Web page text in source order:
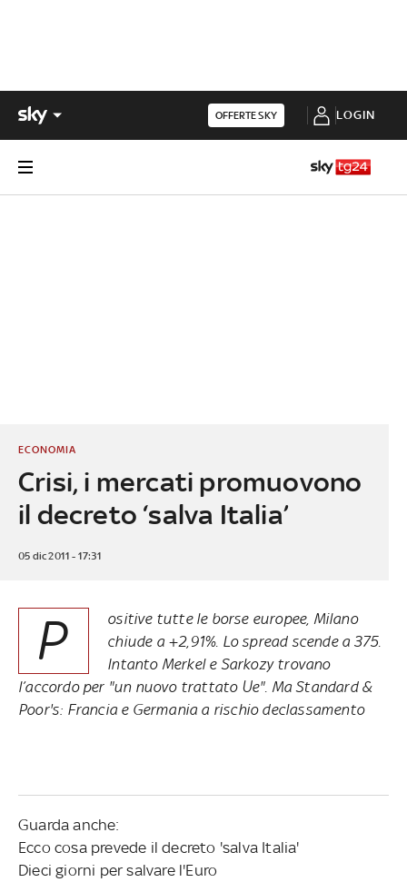
OFFERTE SKY LOGIN
Crisi, i mercati promuovono
il decreto ‘salva Italia’
ECONOMIA
05 dic 2011 - 17:31
P
ositive tutte le borse europee, Milano
chiude a +2,91%. Lo spread scende a 375.
Intanto Merkel e Sarkozy trovano
l’accordo per "un nuovo trattato Ue". Ma Standard &
Poor's: Francia e Germania a rischio declassamento
Guarda anche:
Ecco cosa prevede il decreto 'salva Italia'
Dieci giorni per salvare l'Euro